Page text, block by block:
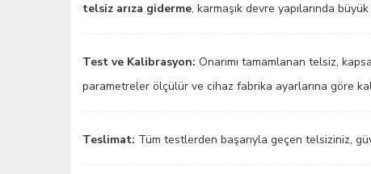
telsiz arıza giderme, karmaşık devre yapılarında
Test ve Kalibrasyon: Onarımı tamamlanan telsiz,
parametreler ölçülür ve cihaz fabrika ayarlarına göre
Teslimat: Tüm testlerden başarıyla geçen telsiziniz,